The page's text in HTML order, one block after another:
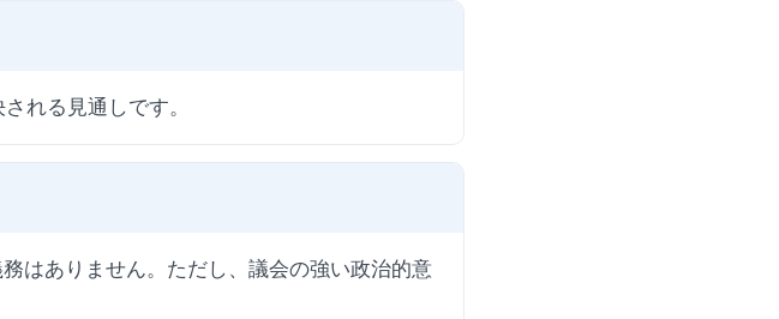
れる見通しです。
はありません。ただし、議会の強い政治的意